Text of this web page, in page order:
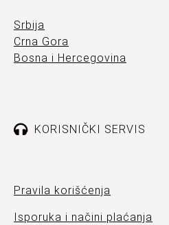
Srbija
Crna Gora
Bosna i Hercegovina
KORISNIČKI SERVIS
Pravila korišćenja
Isporuka i načini plaćanja